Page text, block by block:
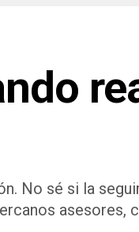
No sé si la